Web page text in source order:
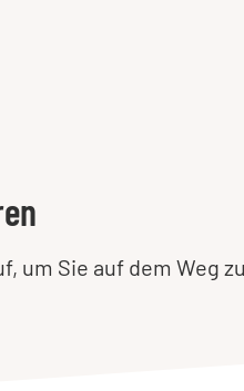
um Sie auf dem Weg